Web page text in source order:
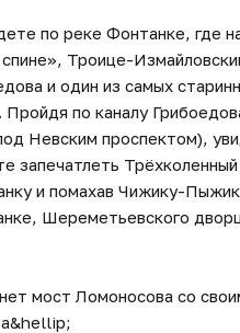
по реке Фонтанке, где
Троице-
и один из самых
по каналу
Невским проспектом),
запечатлеть
и помахав Чижику-
Шереметьевского
мост Ломоносова со